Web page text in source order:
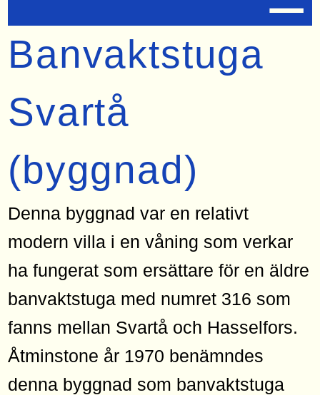
Banvaktstuga
Svartå
(byggnad)
Denna byggnad var en relativt
modern villa i en våning som verkar
ha fungerat som ersättare för en äldre
banvaktstuga med numret 316 som
fanns mellan Svartå och Hasselfors.
Åtminstone år 1970 benämndes
denna byggnad som banvaktstuga